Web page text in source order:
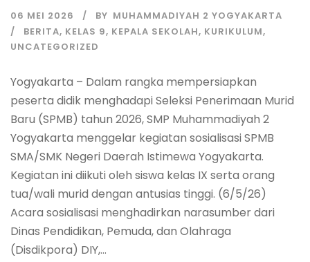
06 MEI 2026 BY MUHAMMADIYAH 2 YOGYAKARTA
BERITA, KELAS 9, KEPALA SEKOLAH, KURIKULUM,
UNCATEGORIZED
Yogyakarta – Dalam rangka mempersiapkan
peserta didik menghadapi Seleksi Penerimaan Murid
Baru (SPMB) tahun 2026, SMP Muhammadiyah 2
Yogyakarta menggelar kegiatan sosialisasi SPMB
SMA/SMK Negeri Daerah Istimewa Yogyakarta.
Kegiatan ini diikuti oleh siswa kelas IX serta orang
tua/wali murid dengan antusias tinggi. (6/5/26)
Acara sosialisasi menghadirkan narasumber dari
Dinas Pendidikan, Pemuda, dan Olahraga
(Disdikpora) DIY,...